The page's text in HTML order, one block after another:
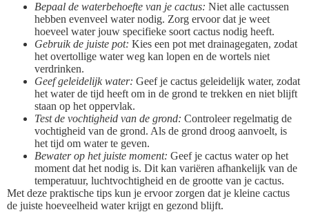
Bepaal de waterbehoefte van je cactus: Niet alle cactussen
hebben evenveel water nodig. Zorg ervoor dat je weet
hoeveel water jouw specifieke soort cactus nodig heeft.
Gebruik de juiste pot: Kies een pot met drainagegaten, zodat
het overtollige water weg kan lopen en de wortels niet
verdrinken.
Geef geleidelijk water: Geef je cactus geleidelijk water, zodat
het water de tijd heeft om in de grond te trekken en niet blijft
staan op het oppervlak.
Test de vochtigheid van de grond: Controleer regelmatig de
vochtigheid van de grond. Als de grond droog aanvoelt, is
het tijd om water te geven.
Bewater op het juiste moment: Geef je cactus water op het
moment dat het nodig is. Dit kan variëren afhankelijk van de
temperatuur, luchtvochtigheid en de grootte van je cactus.
Met deze praktische tips kun je ervoor zorgen dat je kleine cactus
de juiste hoeveelheid water krijgt en gezond blijft.